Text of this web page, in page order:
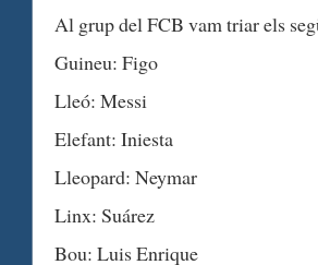
Al grup del FCB vam triar els
Guineu: Figo
Lleó: Messi
Elefant: Iniesta
Lleopard: Neymar
Linx: Suárez
Bou: Luis Enrique